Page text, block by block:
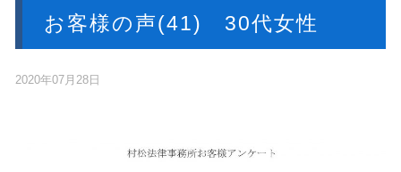
お客様の声(41) 30代女性
2020年07月28日